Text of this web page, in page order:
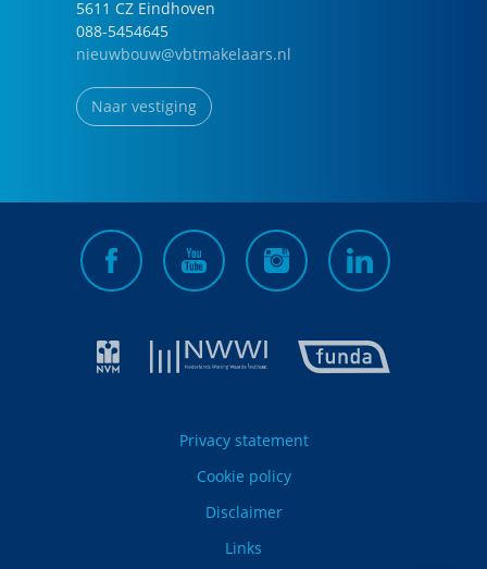
5611 CZ Eindhoven
088-5454645
nieuwbouw@vbtmakelaars.nl
Naar vestiging
Privacy statement
Cookie policy
Disclaimer
Links